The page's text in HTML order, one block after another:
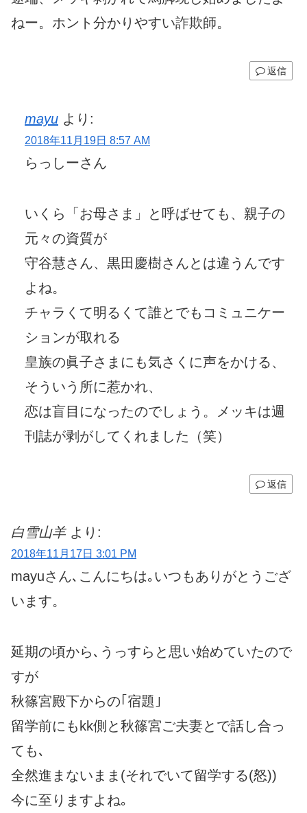
ねー。ホント分かりやすい詐欺師。
返信
mayu より:
2018年11月19日 8:57 AM
らっしーさん
いくら「お母さま」と呼ばせても、親子の
元々の資質が
守谷慧さん、黒田慶樹さんとは違うんです
よね。
チャラくて明るくて誰とでもコミュニケー
ションが取れる
皇族の眞子さまにも気さくに声をかける、
そういう所に惹かれ、
恋は盲目になったのでしょう。メッキは週
刊誌が剥がしてくれました（笑）
返信
白雪山羊 より:
2018年11月17日 3:01 PM
mayuさん､こんにちは｡いつもありがとうござ
います。
延期の頃から､うっすらと思い始めていたので
すが
秋篠宮殿下からの｢宿題｣
留学前にもkk側と秋篠宮ご夫妻とで話し合っ
ても､
全然進まないまま(それでいて留学する(怒))
今に至りますよね｡